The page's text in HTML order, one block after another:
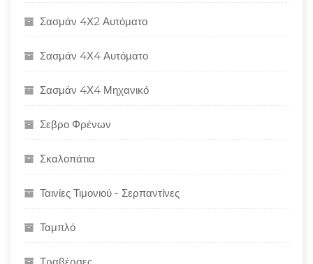
Σασμάν 4Χ2 Αυτόματο
Σασμάν 4Χ4 Αυτόματο
Σασμάν 4Χ4 Μηχανικό
Σεβρο Φρένων
Σκαλοπάτια
Ταινίες Τιμονιού - Σερπαντίνες
Ταμπλό